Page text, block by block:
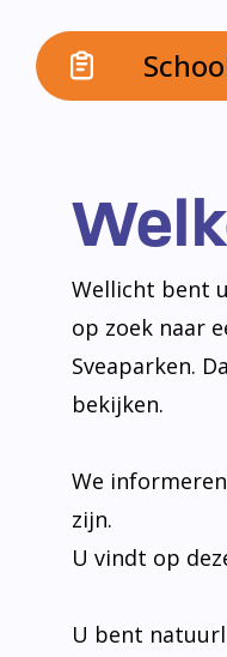
Wellicht bent
op zoek naar
Sveaparken.
bekijken.
We
zijn.
U vindt op
U bent